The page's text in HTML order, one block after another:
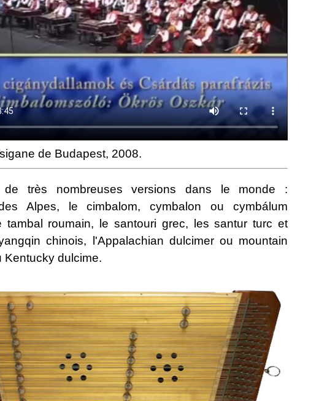
de Budapest, 2008.
de très nombreuses versions dans le monde :
Alpes, le cimbalom, cymbalon ou cymbálum
tambal roumain, le santouri grec, les santur turc et
chinois, l'Appalachian dulcimer ou mountain
Kentucky dulcime.